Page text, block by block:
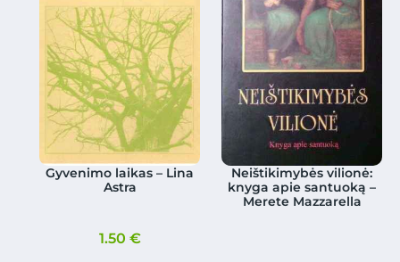
Gyvenimo laikas – Lina
Astra
1.50 €
Neištikimybės vilionė:
knyga apie santuoką –
Merete Mazzarella